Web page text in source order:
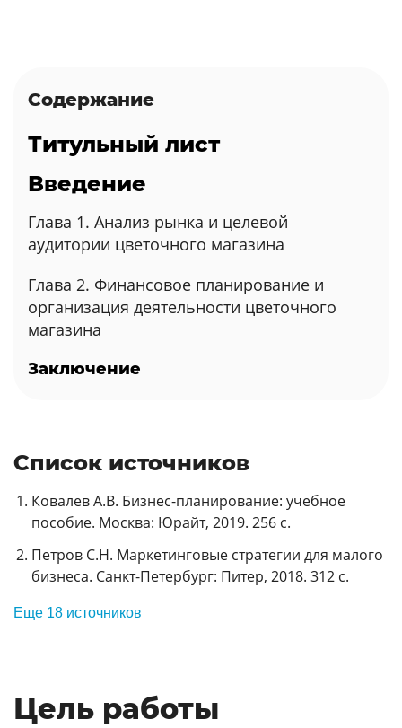
Содержание
Титульный лист
Введение
Глава 1. Анализ рынка и целевой
аудитории цветочного магазина
Глава 2. Финансовое планирование и
организация деятельности цветочного
магазина
Заключение
Список источников
Ковалев А.В. Бизнес-планирование: учебное
пособие. Москва: Юрайт, 2019. 256 с.
Петров С.Н. Маркетинговые стратегии для малого
бизнеса. Санкт-Петербург: Питер, 2018. 312 с.
Еще 18 источников
Цель работы